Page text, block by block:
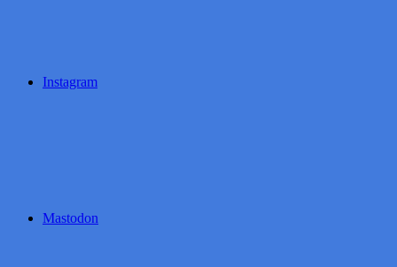
Instagram
Mastodon